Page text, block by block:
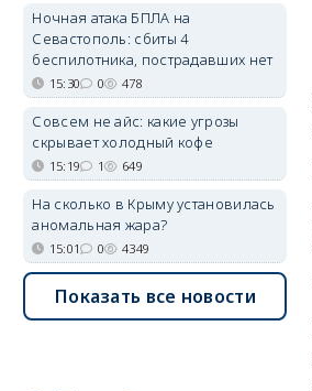
Ночная атака БПЛА на
Севастополь: сбиты 4
беспилотника, пострадавших нет
15:30 0 478
Совсем не айс: какие угрозы
скрывает холодный кофе
15:19 1 649
На сколько в Крыму установилась
аномальная жара?
15:01 0 4349
Показать все новости